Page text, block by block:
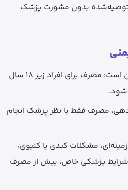
توصیه‌شده بدون مشورت پزشک
این مکمل برای بزرگسالان است؛ مصرف برای افراد زیر 18 سال
شود.
مصرف فقط با نظر پزشک انجام
مشکلات کبدی یا کلیوی،
شرایط پزشکی خاص، پیش از مصرف